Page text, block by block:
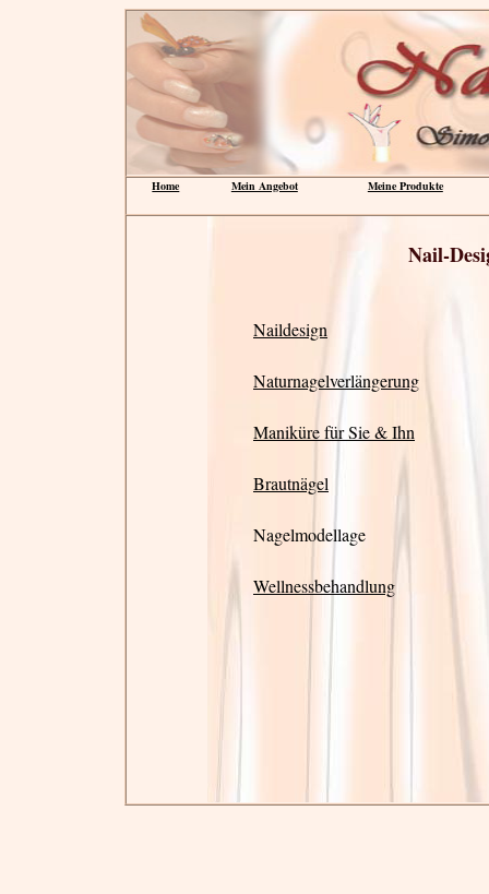
Home Mein Angebot Meine Produkte
Nail-
Naildesign
Naturnagelverlängerung
Maniküre für Sie & Ihn
Brautnägel
Nagelmodellage
Wellnessbehandlung